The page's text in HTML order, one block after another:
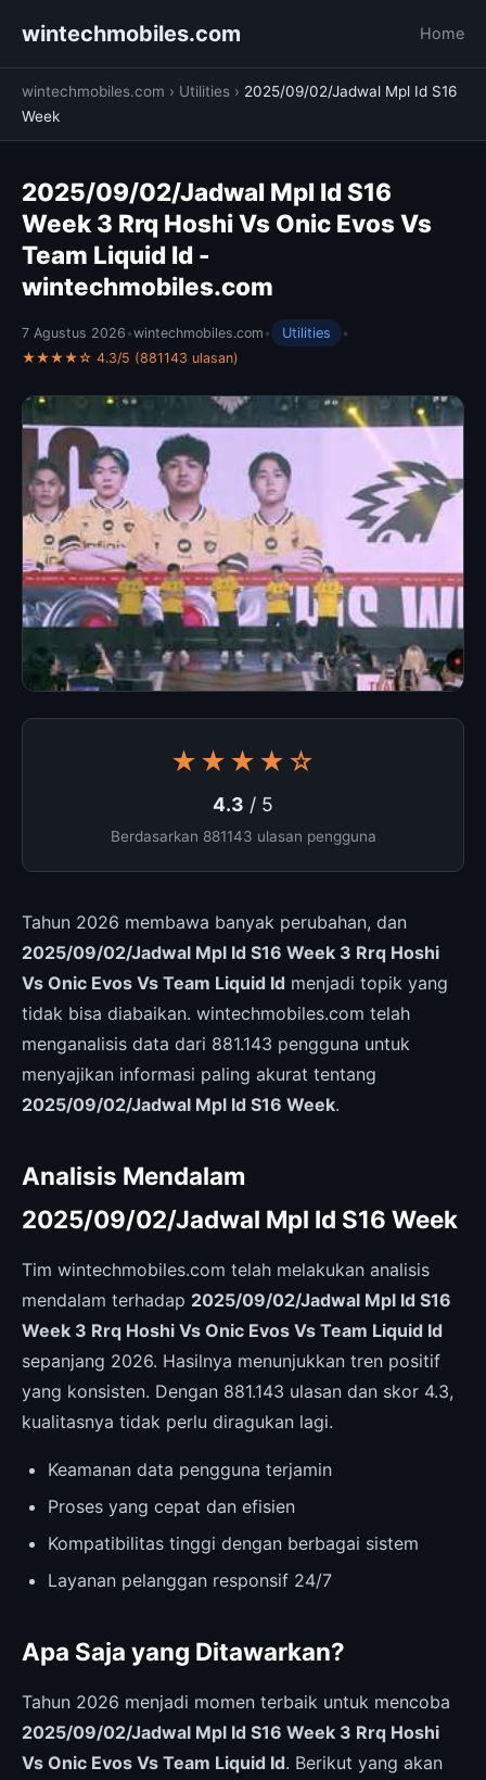
wintechmobiles.com Home
wintechmobiles.com › Utilities › 2025/09/02/Jadwal Mpl Id S16
Week
2025/09/02/Jadwal Mpl Id S16
Week 3 Rrq Hoshi Vs Onic Evos Vs
Team Liquid Id -
wintechmobiles.com
7 Agustus 2026 •wintechmobiles.com • Utilities
•
★★★★☆ 4.3/5 (881143 ulasan)
★★★★☆
4.3 / 5
Berdasarkan 881143 ulasan pengguna
Tahun 2026 membawa banyak perubahan, dan
2025/09/02/Jadwal Mpl Id S16 Week 3 Rrq Hoshi
Vs Onic Evos Vs Team Liquid Id menjadi topik yang
tidak bisa diabaikan. wintechmobiles.com telah
menganalisis data dari 881.143 pengguna untuk
menyajikan informasi paling akurat tentang
2025/09/02/Jadwal Mpl Id S16 Week.
Analisis Mendalam
2025/09/02/Jadwal Mpl Id S16 Week
Tim wintechmobiles.com telah melakukan analisis
mendalam terhadap 2025/09/02/Jadwal Mpl Id S16
Week 3 Rrq Hoshi Vs Onic Evos Vs Team Liquid Id
sepanjang 2026. Hasilnya menunjukkan tren positif
yang konsisten. Dengan 881.143 ulasan dan skor 4.3,
kualitasnya tidak perlu diragukan lagi.
Keamanan data pengguna terjamin
Proses yang cepat dan efisien
Kompatibilitas tinggi dengan berbagai sistem
Layanan pelanggan responsif 24/7
Apa Saja yang Ditawarkan?
Tahun 2026 menjadi momen terbaik untuk mencoba
2025/09/02/Jadwal Mpl Id S16 Week 3 Rrq Hoshi
Vs Onic Evos Vs Team Liquid Id. Berikut yang akan